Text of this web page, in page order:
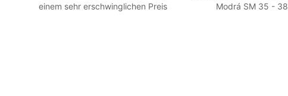
einem sehr erschwinglichen Preis
Modrá SM 35 - 38